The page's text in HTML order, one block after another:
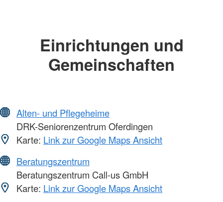
Einrichtungen und
Gemeinschaften
Alten- und Pflegeheime
DRK-Seniorenzentrum Oferdingen
Karte: Link zur Google Maps Ansicht
Beratungszentrum
Beratungszentrum Call-us GmbH
Karte: Link zur Google Maps Ansicht